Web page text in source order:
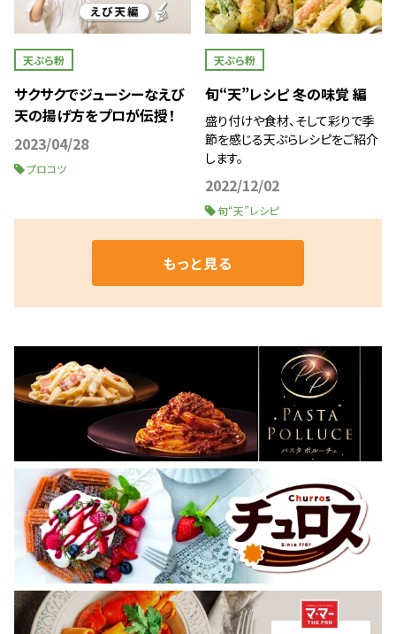
天ぷら粉
サクサクでジューシーなえび
天の揚げ方をプロが伝授！
2023/04/28
プロコツ
天ぷら粉
旬“天”レシピ 冬の味覚 編
盛り付けや食材、そして彩りで季
節を感じる天ぷらレシピをご紹介
します。
2022/12/02
旬“天”レシピ
もっと見る